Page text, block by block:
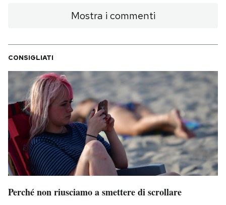
Mostra i commenti
CONSIGLIATI
Perché non riusciamo a smettere di scrollare